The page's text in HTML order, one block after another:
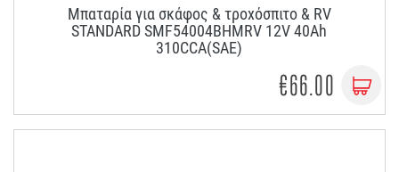
Μπαταρία για σκάφος & τροχόσπιτο & RV
STANDARD SMF54004BHMRV 12V 40Ah
310CCA(SAE)
€66.00